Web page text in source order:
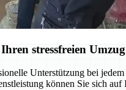
stressfreien Umzug
Unterstützung bei
können Sie sich